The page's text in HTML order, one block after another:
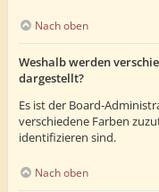
Nach oben
Weshalb werden
dargestellt?
Es ist der Board-
verschiedene Farben
identifizieren sind.
Nach oben